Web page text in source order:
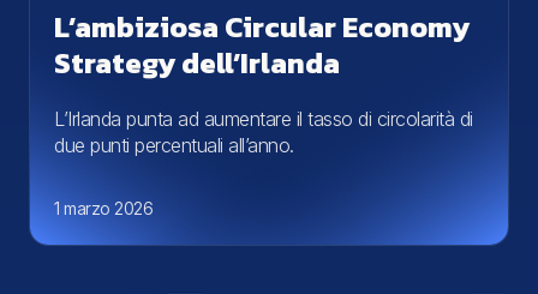
L’ambiziosa Circular Economy
Strategy dell’Irlanda
L’Irlanda punta ad aumentare il tasso di circolarità di
due punti percentuali all’anno.
1 marzo 2026